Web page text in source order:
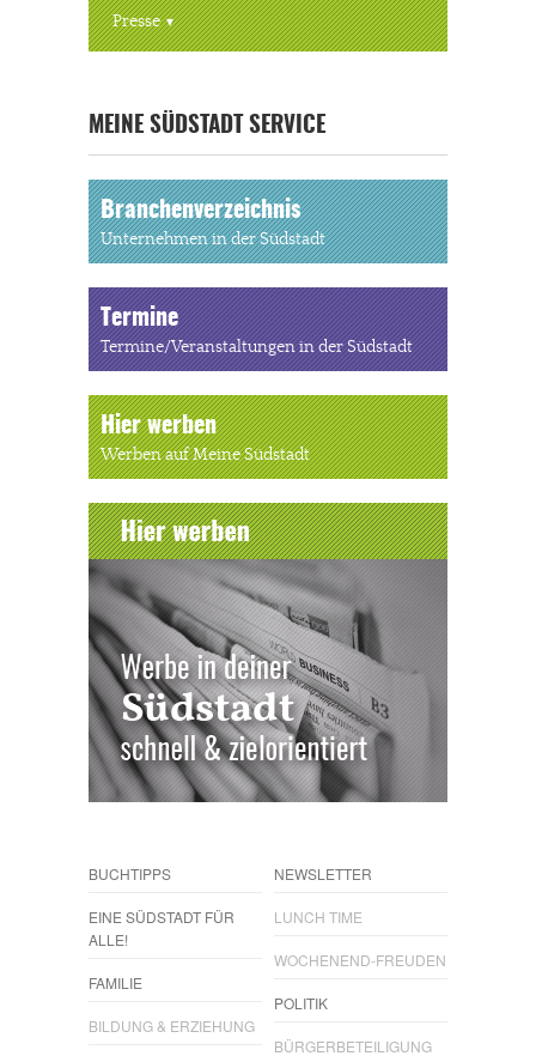
« ALLE VERANSTALTUNGEN
Presse
MEINE SÜDSTADT SERVICE
Branchenverzeichnis
Unternehmen in der Südstadt
Termine
Termine/Veranstaltungen in der Südstadt
Hier werben
Werben auf Meine Südstadt
BUCHTIPPS
EINE SÜDSTADT FÜR
ALLE!
FAMILIE
BILDUNG & ERZIEHUNG
NEWSLETTER
LUNCH TIME
WOCHENEND-FREUDEN
POLITIK
BÜRGERBETEILIGUNG